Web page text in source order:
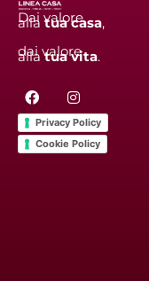
Dai valore
allatua casa,
dai valore
allatua vita.
F
a
c
e
b
I
n
s
t
a
Privacy Policy
Cookie Policy